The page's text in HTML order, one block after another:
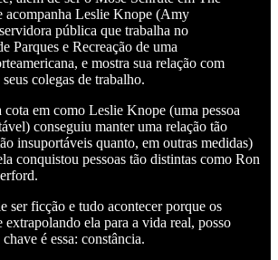
acompanha Leslie Knope (Amy
pública que trabalha no
Parques e Recreação de uma
e mostra sua relação com
colegas de trabalho.
em como Leslie Knope (uma pessoa
conseguiu manter uma relação tão
insuportáveis quanto, em outras medidas)
conquistou pessoas tão distintas como Ron
ser ficção e tudo acontecer porque os
extrapolando ela para a vida real, posso
é essa: constância.